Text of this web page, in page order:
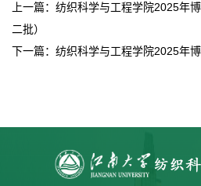
上一篇： 纺织科学与工程学院2025年
二批）
下一篇： 纺织科学与工程学院2025年